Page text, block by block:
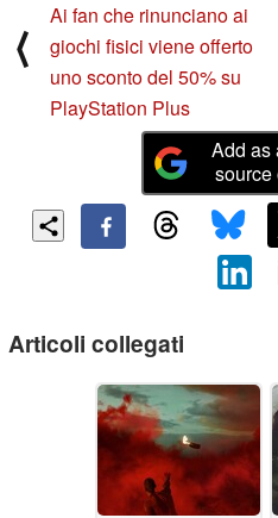
⟨
Ai fan che rinunciano ai
giochi fisici viene offerto
uno sconto del 50% su
PlayStation Plus
Add as
source
Articoli collegati